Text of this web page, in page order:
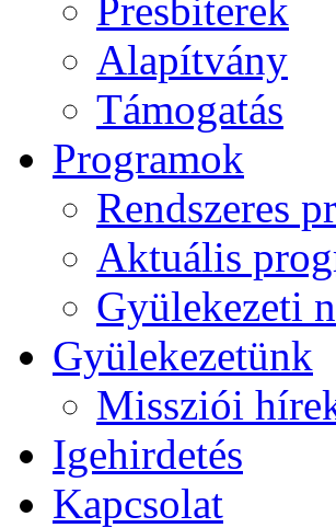
Presbiterek
Alapítvány
Támogatás
Programok
Rendszeres
Aktuális
Gyülekezeti
Gyülekezetünk
Missziói
Igehirdetés
Kapcsolat